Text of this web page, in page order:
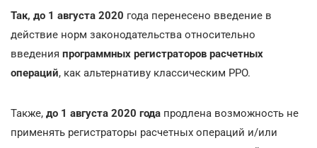
Так, до 1 августа 2020 года перенесено введение в
действие норм законодательства относительно
введения программных регистраторов расчетных
операций, как альтернативу классическим РРО.
Также, до 1 августа 2020 года продлена возможность не
применять регистраторы расчетных операций и/или